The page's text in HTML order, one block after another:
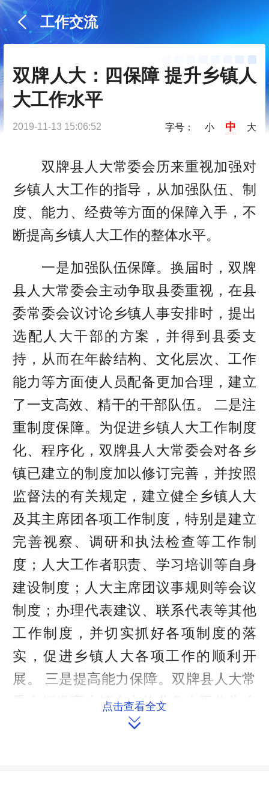
工作交流
双牌人大：四保障 提升乡镇人
大工作水平
2019-11-13 15:06:52 字号： 小 中 大
双牌县人大常委会历来重视加强对
乡镇人大工作的指导，从加强队伍、制
度、能力、经费等方面的保障入手，不
断提高乡镇人大工作的整体水平。
一是加强队伍保障。换届时，双牌
县人大常委会主动争取县委重视，在县
委常委会议讨论乡镇人事安排时，提出
选配人大干部的方案，并得到县委支
持，从而在年龄结构、文化层次、工作
能力等方面使人员配备更加合理，建立
了一支高效、精干的干部队伍。 二是注
重制度保障。为促进乡镇人大工作制度
化、程序化，双牌县人大常委会对各乡
镇已建立的制度加以修订完善，并按照
监督法的有关规定，建立健全乡镇人大
及其主席团各项工作制度，特别是建立
完善视察、调研和执法检查等工作制
度；人大工作者职责、学习培训等自身
建设制度；人大主席团议事规则等会议
制度；办理代表建议、联系代表等其他
工作制度，并切实抓好各项制度的落
实，促进乡镇人大各项工作的顺利开
展。 三是提高能力保障。双牌县人大常
委会把提高乡镇人大的业务水平作为乡
镇人大能力建设的重要内容：一方面举
点击查看全文
